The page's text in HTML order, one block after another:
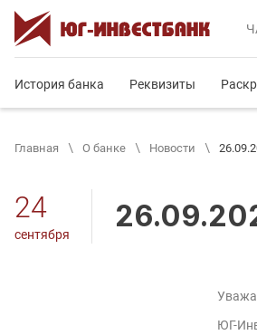
История банка Реквизиты
Главная О банке Новости
24
сентября
ЮГ-